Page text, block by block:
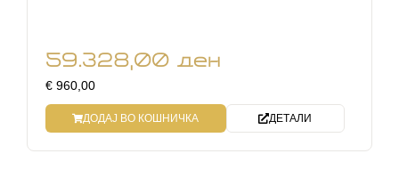
59.328,00 ден
€ 960,00
ДОДАЈ ВО КОШНИЧКА ДЕТАЛИ